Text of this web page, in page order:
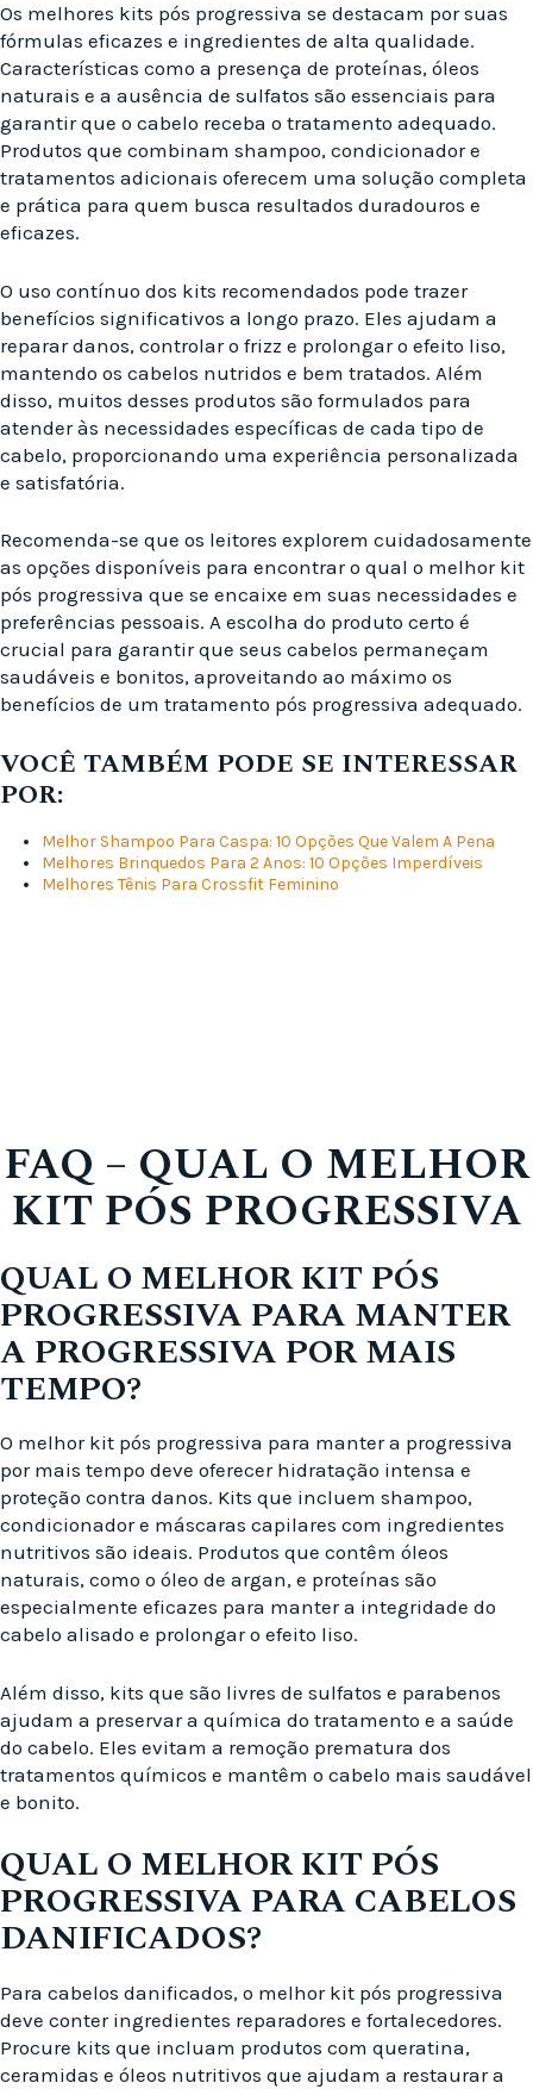
Os melhores kits pós progressiva se destacam por suas
fórmulas eficazes e ingredientes de alta qualidade.
Características como a presença de proteínas, óleos
naturais e a ausência de sulfatos são essenciais para
garantir que o cabelo receba o tratamento adequado.
Produtos que combinam shampoo, condicionador e
tratamentos adicionais oferecem uma solução completa
e prática para quem busca resultados duradouros e
eficazes.
O uso contínuo dos kits recomendados pode trazer
benefícios significativos a longo prazo. Eles ajudam a
reparar danos, controlar o frizz e prolongar o efeito liso,
mantendo os cabelos nutridos e bem tratados. Além
disso, muitos desses produtos são formulados para
atender às necessidades específicas de cada tipo de
cabelo, proporcionando uma experiência personalizada
e satisfatória.
Recomenda-se que os leitores explorem cuidadosamente
as opções disponíveis para encontrar o qual o melhor kit
pós progressiva que se encaixe em suas necessidades e
preferências pessoais. A escolha do produto certo é
crucial para garantir que seus cabelos permaneçam
saudáveis e bonitos, aproveitando ao máximo os
benefícios de um tratamento pós progressiva adequado.
VOCÊ TAMBÉM PODE SE INTERESSAR
POR:
Melhor Shampoo Para Caspa: 10 Opções Que Valem A Pena
Melhores Brinquedos Para 2 Anos: 10 Opções Imperdíveis
Melhores Tênis Para Crossfit Feminino
FAQ – QUAL O MELHOR
KIT PÓS PROGRESSIVA
QUAL O MELHOR KIT PÓS
PROGRESSIVA PARA MANTER
A PROGRESSIVA POR MAIS
TEMPO?
O melhor kit pós progressiva para manter a progressiva
por mais tempo deve oferecer hidratação intensa e
proteção contra danos. Kits que incluem shampoo,
condicionador e máscaras capilares com ingredientes
nutritivos são ideais. Produtos que contêm óleos
naturais, como o óleo de argan, e proteínas são
especialmente eficazes para manter a integridade do
cabelo alisado e prolongar o efeito liso.
Além disso, kits que são livres de sulfatos e parabenos
ajudam a preservar a química do tratamento e a saúde
do cabelo. Eles evitam a remoção prematura dos
tratamentos químicos e mantêm o cabelo mais saudável
e bonito.
QUAL O MELHOR KIT PÓS
PROGRESSIVA PARA CABELOS
DANIFICADOS?
Para cabelos danificados, o melhor kit pós progressiva
deve conter ingredientes reparadores e fortalecedores.
Procure kits que incluam produtos com queratina,
ceramidas e óleos nutritivos que ajudam a restaurar a